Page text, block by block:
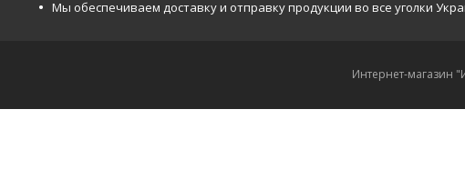
Мы обеспечиваем доставку и отправку продукции во все уголки